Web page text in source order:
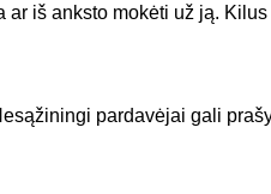
iš anksto mokėti už ją.
pardavėjai gali